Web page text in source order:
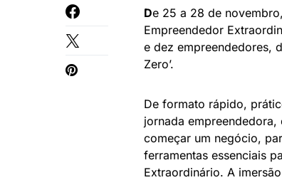
De 25 a 28 de
Empreendedor
e dez empreendedores,
Zero’.
De formato rápido,
jornada empreendedora,
começar um negócio,
ferramentas essenciais
Extraordinário. A